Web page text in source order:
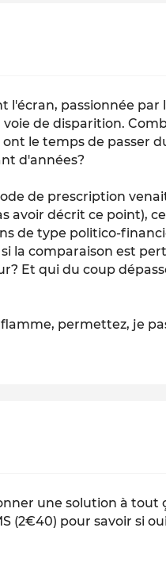
l'écran, passionnée par
de disparition.
le temps de passer
d'années?
de prescription
avoir décrit ce point),
de type politico-
la comparaison est
Et qui du coup
permettez, je
une solution à tout
(2€40) pour savoir si